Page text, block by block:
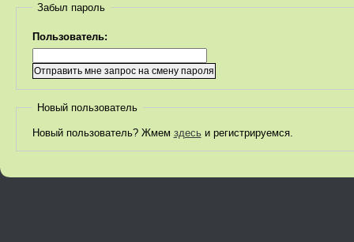
Забыл пароль
Пользователь:
Новый пользователь
Новый пользователь? Жмем здесьи регистрируемся.